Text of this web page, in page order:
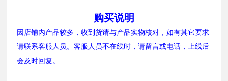
购买说明
因店铺内产品较多，收到货请与产品实物核对，如有其它要求
请联系客服人员。客服人员不在线时，请留言或电话，上线后
会及时回复。